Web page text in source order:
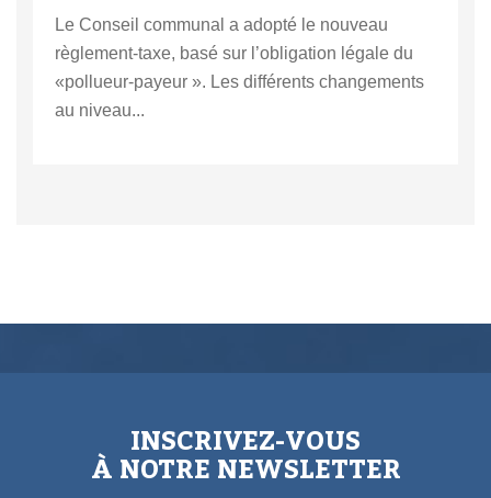
Le Conseil communal a adopté le nouveau
règlement-taxe, basé sur l’obligation légale du
«pollueur-payeur ». Les différents changements
au niveau...
INSCRIVEZ-VOUS
À NOTRE NEWSLETTER